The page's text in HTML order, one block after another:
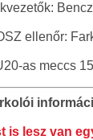
ellenőr:
as meccs
is lesz van